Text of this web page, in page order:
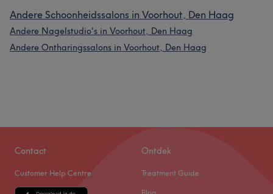
Andere Schoonheidssalons in Voorhout, Den Haag
Andere Nagelstudio's in Voorhout, Den Haag
Andere Ontharingssalons in Voorhout, Den Haag
Contact
Customer Help Centre
Ontdek
Treatment Guide